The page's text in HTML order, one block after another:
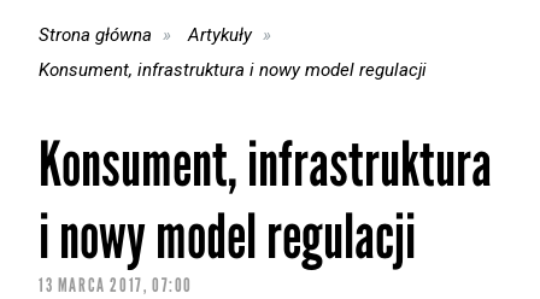
Strona główna
Artykuły
Konsument, infrastruktura i nowy model regulacji
Konsument, infrastruktura
i nowy model regulacji
13 MARCA 2017, 07:00